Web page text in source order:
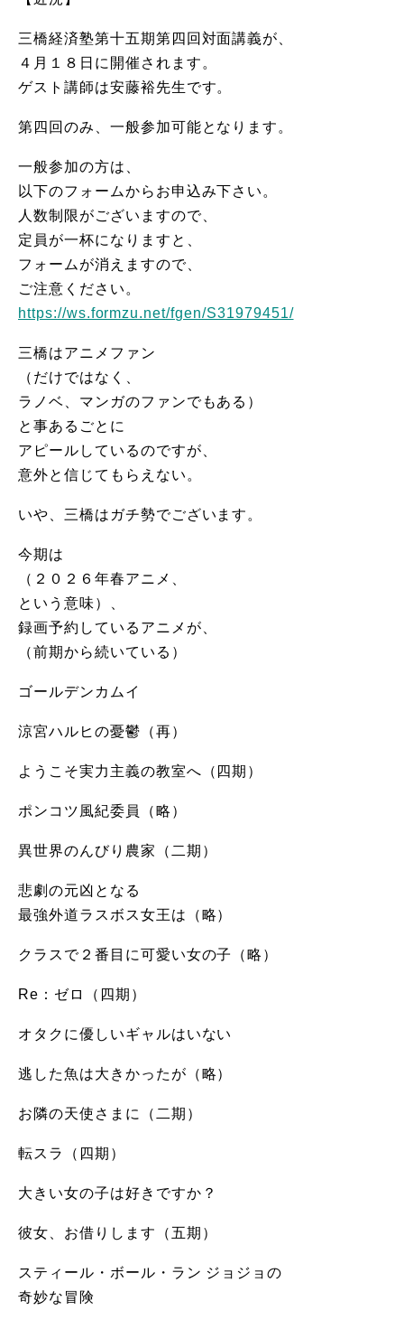
三橋経済塾第十五期第四回対面講義が、
４月１８日に開催されます。
ゲスト講師は安藤裕先生です。
第四回のみ、一般参加可能となります。
一般参加の方は、
以下のフォームからお申込み下さい。
人数制限がございますので、
定員が一杯になりますと、
フォームが消えますので、
ご注意ください。
https://ws.formzu.net/fgen/S31979451/
三橋はアニメファン
（だけではなく、
ラノベ、マンガのファンでもある）
と事あるごとに
アピールしているのですが、
意外と信じてもらえない。
いや、三橋はガチ勢でございます。
今期は
（２０２６年春アニメ、
という意味）、
録画予約しているアニメが、
（前期から続いている）
ゴールデンカムイ
涼宮ハルヒの憂鬱（再）
ようこそ実力主義の教室へ（四期）
ポンコツ風紀委員（略）
異世界のんびり農家（二期）
悲劇の元凶となる
最強外道ラスボス女王は（略）
クラスで２番目に可愛い女の子（略）
Re：ゼロ（四期）
オタクに優しいギャルはいない
逃した魚は大きかったが（略）
お隣の天使さまに（二期）
転スラ（四期）
大きい女の子は好きですか？
彼女、お借りします（五期）
スティール・ボール・ラン ジョジョの
奇妙な冒険